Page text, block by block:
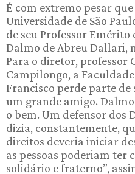
É com extremo pesar
Universidade de São
de seu Professor Emérito
Dalmo de Abreu Dallari,
Para o diretor, professor
Campilongo, a
Francisco perde parte de
um grande amigo.
o bem. Um defensor dos
dizia, constantemente,
direitos deveria iniciar
as pessoas poderiam ter
solidário e fraterno”,